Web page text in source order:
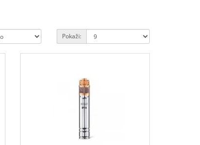
Pokaži: